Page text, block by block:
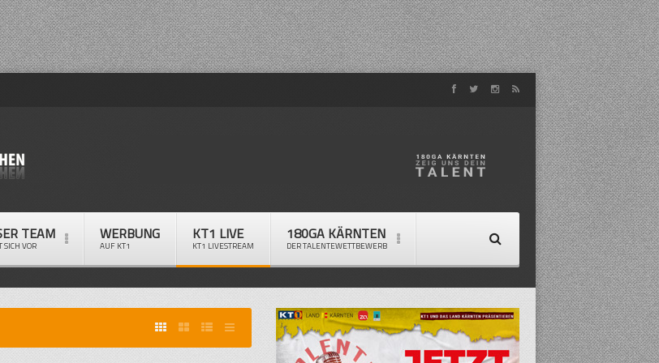
TEAM
SICH VOR
WERBUNG
AUF KT1
KT1 LIVE
KT1 LIVESTREAM
180GA KÄRNTEN
DER TALENTEWETTBEWERB